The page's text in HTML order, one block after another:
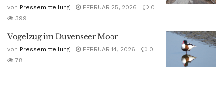
von Pressemitteilung FEBRUAR 25, 2026
0
399
Vogelzug im Duvenseer Moor
von Pressemitteilung FEBRUAR 14, 2026
0
78